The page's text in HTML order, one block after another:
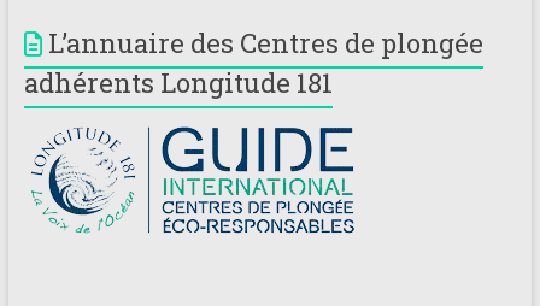
L’annuaire des Centres de plongée
adhérents Longitude 181